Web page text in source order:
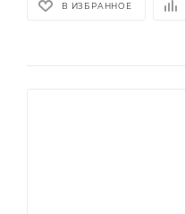
В ИЗБРАННОЕ